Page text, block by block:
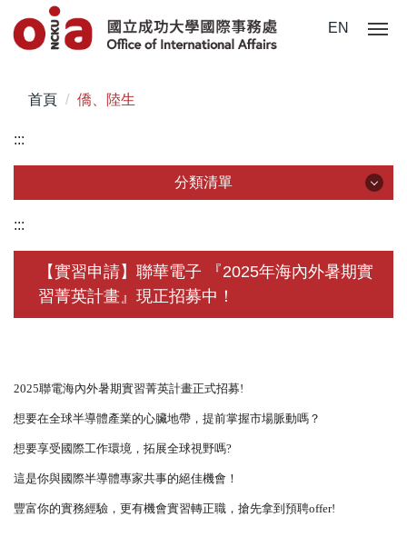
到
區
EN
首頁 僑、陸生
:::
分類清單
關於我們
未來學生
在校須知
國際鏈結
:::
【實習申請】聯華電子 『2025年海內外暑期實
習菁英計畫』現正招募中！
2025聯電海內外暑期實習菁英計畫正式招募!
想要在全球半導體產業的心臟地帶，提前掌握市場脈動嗎？
想要享受國際工作環境，拓展全球視野嗎?
這是你與國際半導體專家共事的絕佳機會！
豐富你的實務經驗，更有機會實習轉正職， 搶先拿到預聘offer!